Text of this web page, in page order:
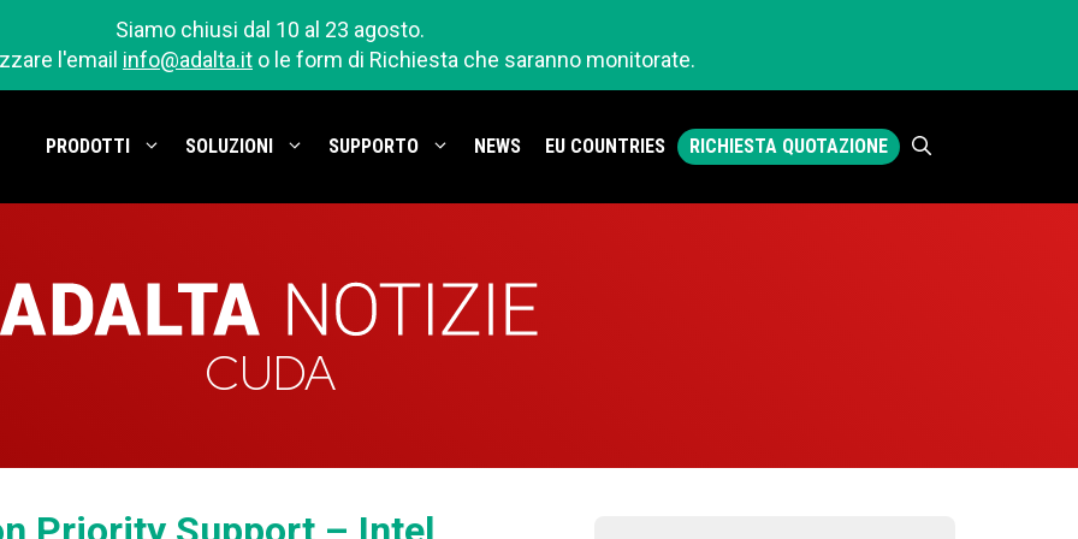
Siamo chiusi dal 10 al 23 agosto.
l'email info@adalta.it o le form di Richiesta che saranno monitorate.
PRODOTTI SOLUZIONI SUPPORTO NEWS EU COUNTRIES RICHIESTA QUOTAZIONE
CUDA